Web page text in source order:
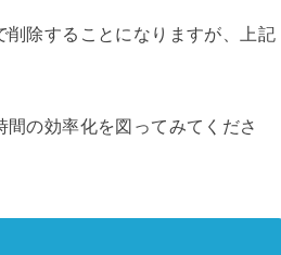
除することになりますが、上記
の効率化を図ってみてくださ